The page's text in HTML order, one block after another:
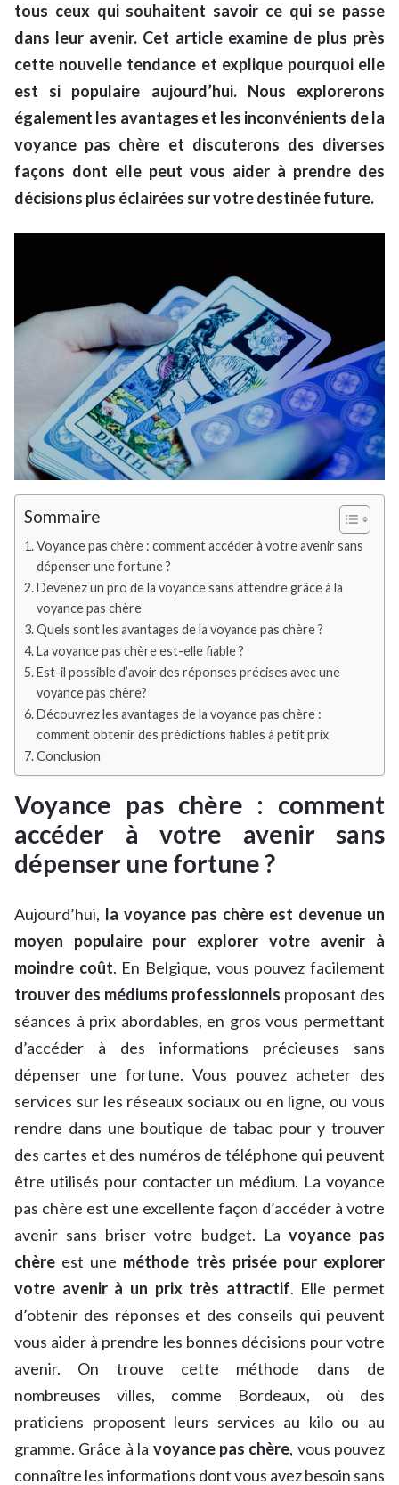
tous ceux qui souhaitent savoir ce qui se passe
dans leur avenir. Cet article examine de plus près
cette nouvelle tendance et explique pourquoi elle
est si populaire aujourd’hui. Nous explorerons
également les avantages et les inconvénients de la
voyance pas chère et discuterons des diverses
façons dont elle peut vous aider à prendre des
décisions plus éclairées sur votre destinée future.
Sommaire
Voyance pas chère : comment accéder à votre avenir sans
dépenser une fortune ?
Devenez un pro de la voyance sans attendre grâce à la
voyance pas chère
Quels sont les avantages de la voyance pas chère ?
La voyance pas chère est-elle fiable ?
Est-il possible d’avoir des réponses précises avec une
voyance pas chère?
Découvrez les avantages de la voyance pas chère :
comment obtenir des prédictions fiables à petit prix
Conclusion
Voyance pas chère : comment
accéder à votre avenir sans
dépenser une fortune ?
Aujourd’hui, la voyance pas chère est devenue un
moyen populaire pour explorer votre avenir à
moindre coût. En Belgique, vous pouvez facilement
trouver des médiums professionnels proposant des
séances à prix abordables, en gros vous permettant
d’accéder à des informations précieuses sans
dépenser une fortune. Vous pouvez acheter des
services sur les réseaux sociaux ou en ligne, ou vous
rendre dans une boutique de tabac pour y trouver
des cartes et des numéros de téléphone qui peuvent
être utilisés pour contacter un médium. La voyance
pas chère est une excellente façon d’accéder à votre
avenir sans briser votre budget. La voyance pas
chère est une méthode très prisée pour explorer
votre avenir à un prix très attractif. Elle permet
d’obtenir des réponses et des conseils qui peuvent
vous aider à prendre les bonnes décisions pour votre
avenir. On trouve cette méthode dans de
nombreuses villes, comme Bordeaux, où des
praticiens proposent leurs services au kilo ou au
gramme. Grâce à la voyance pas chère, vous pouvez
connaître les informations dont vous avez besoin sans